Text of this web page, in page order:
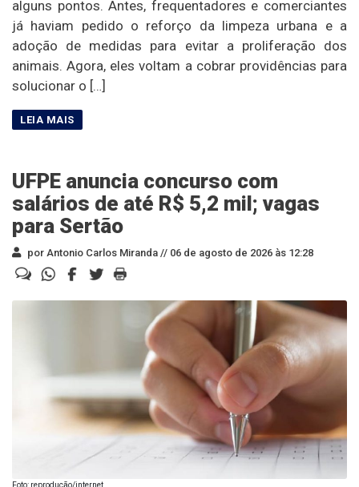
alguns pontos. Antes, frequentadores e comerciantes
já haviam pedido o reforço da limpeza urbana e a
adoção de medidas para evitar a proliferação dos
animais. Agora, eles voltam a cobrar providências para
solucionar o […]
UFPE anuncia concurso com
salários de até R$ 5,2 mil; vagas
para Sertão
por Antonio Carlos Miranda // 06 de agosto de 2026 às 12:28
Foto: reprodução/internet